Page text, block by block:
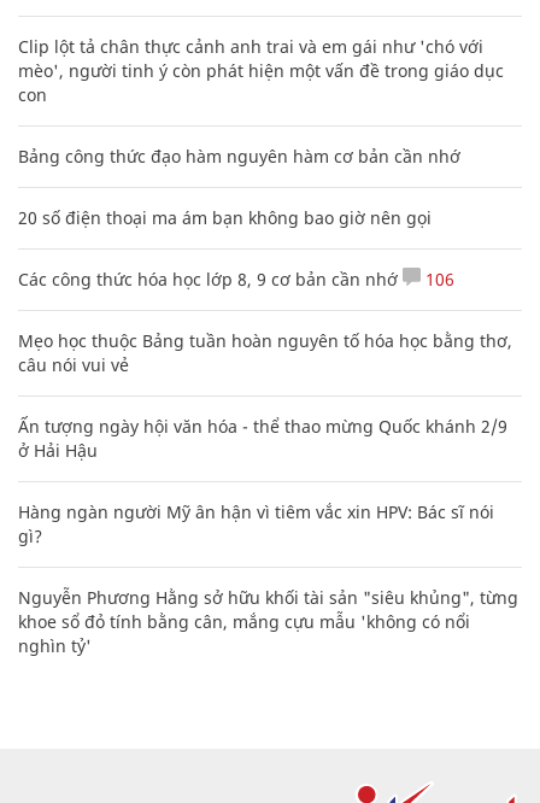
Clip lột tả chân thực cảnh anh trai và em gái như 'chó với
mèo', người tinh ý còn phát hiện một vấn đề trong giáo dục
con
Bảng công thức đạo hàm nguyên hàm cơ bản cần nhớ
20 số điện thoại ma ám bạn không bao giờ nên gọi
Các công thức hóa học lớp 8, 9 cơ bản cần nhớ 106
Mẹo học thuộc Bảng tuần hoàn nguyên tố hóa học bằng thơ,
câu nói vui vẻ
Ấn tượng ngày hội văn hóa - thể thao mừng Quốc khánh 2/9
ở Hải Hậu
Hàng ngàn người Mỹ ân hận vì tiêm vắc xin HPV: Bác sĩ nói
gì?
Nguyễn Phương Hằng sở hữu khối tài sản "siêu khủng", từng
khoe sổ đỏ tính bằng cân, mắng cựu mẫu 'không có nổi
nghìn tỷ'